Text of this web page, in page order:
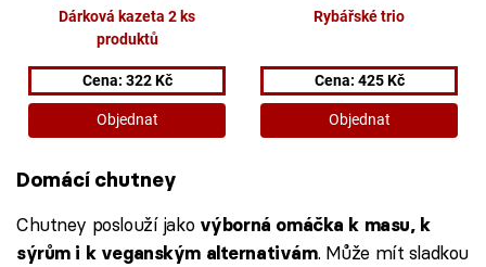
Domácí chutney
Chutney poslouží jako výborná omáčka k masu, k
sýrům i k veganským alternativám. Může mít sladkou